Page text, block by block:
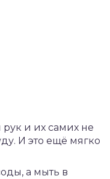
и их самих не
И это ещё мягко
а мыть в